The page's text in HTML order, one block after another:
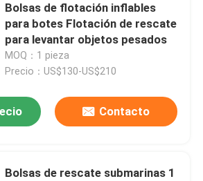
Bolsas de flotación inflables
para botes Flotación de rescate
para levantar objetos pesados
MOQ：1 pieza
Precio：US$130-US$210
Contacto
Bolsas de rescate submarinas 1